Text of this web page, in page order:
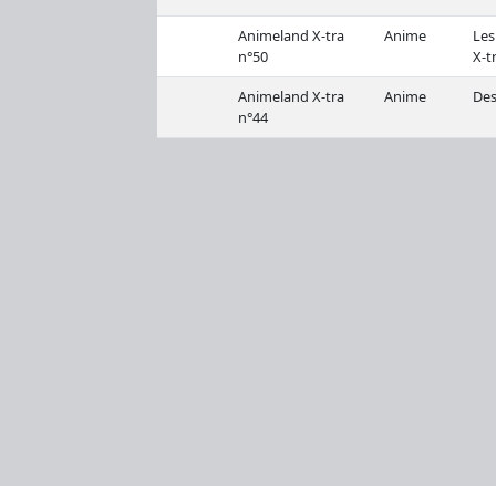
Animeland X-tra
n°50
Anime
X-
Animeland X-tra
n°44
Anime